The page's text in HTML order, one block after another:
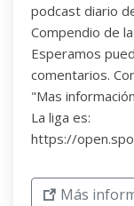
podcast diario
Compendio de
Esperamos
comentarios.
"Mas
La liga es:
https://
Más